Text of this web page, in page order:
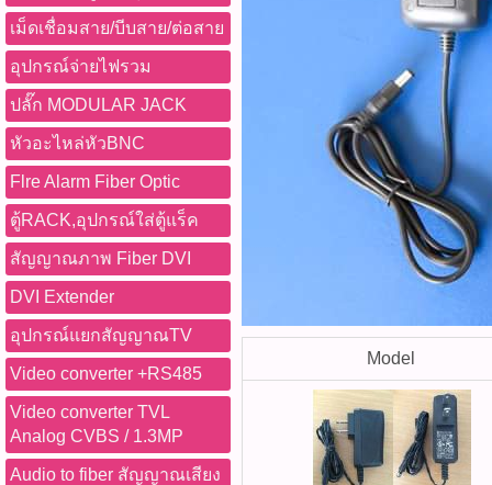
เม็ดเชื่อมสาย/บีบสาย/ต่อสาย
อุปกรณ์จ่ายไฟรวม
ปลั๊ก MODULAR JACK
หัวอะไหล่หัวBNC
Flre Alarm Fiber Optic
ตู้RACK,อุปกรณ์ใส่ตู้แร็ค
สัญญาณภาพ Fiber DVI
DVI Extender
อุปกรณ์แยกสัญญาณTV
Video converter +RS485
Video converter TVL
Analog CVBS / 1.3MP
Audio to fiber สัญญาณเสียง
Model